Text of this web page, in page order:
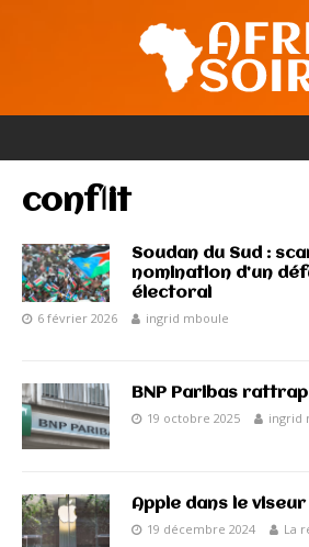
conflit
Soudan du Sud :
nomination d’un
électoral
6 février 2026 ingrid mboule
BNP Paribas
19 octobre 2025 ingrid
Apple dans le viseur
19 décembre 2024 La